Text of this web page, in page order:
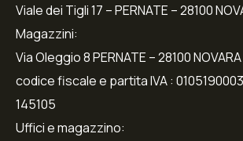
Viale dei Tigli 17 – PERNATE – 28100
Magazzini:
Via Oleggio 8 PERNATE – 28100 NOVARA
codice fiscale e partita IVA :
145105
Uffici e magazzino: